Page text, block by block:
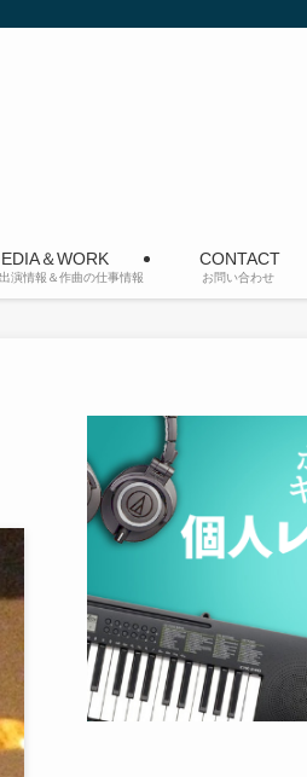
＆WORK
演情報＆作曲の仕事情報
CONTACT
お問い合わせ